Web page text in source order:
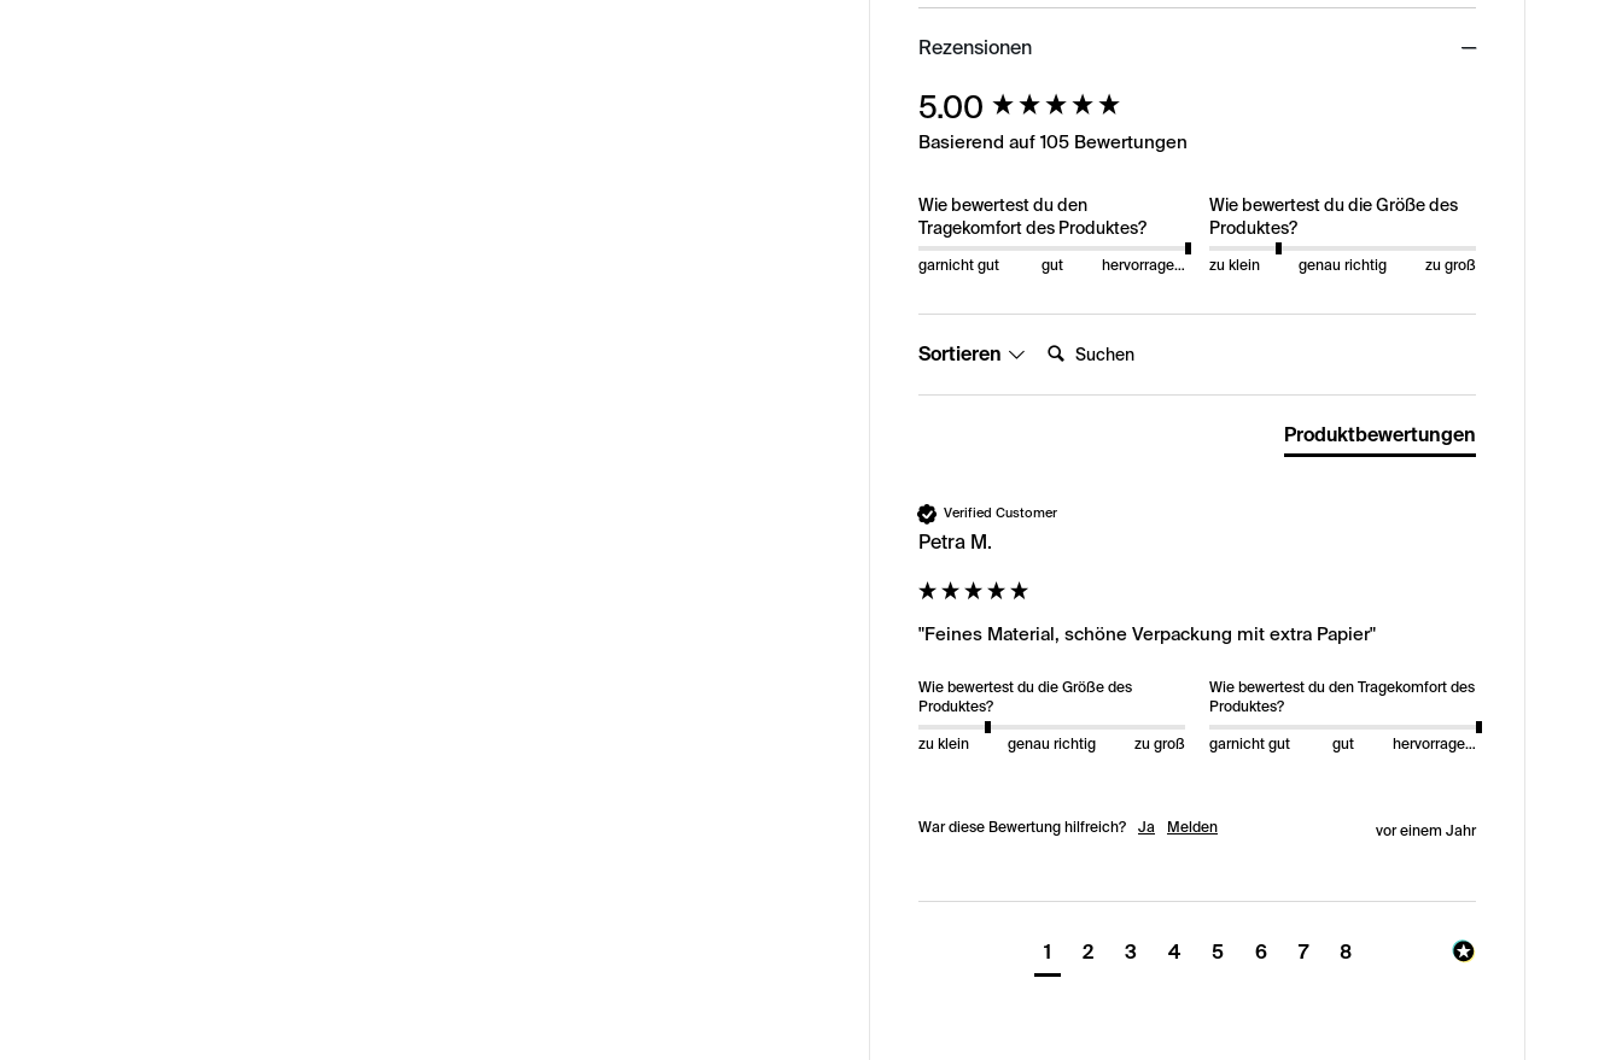
Rezensionen
5.00
Basierend auf 105 Bewertungen
Wie bewertest du den
Tragekomfort des Produktes?
garnicht gut gut hervorragend
Wie bewertest du die Größe des
Produktes?
zu klein genau richtig zu groß
Sortieren
Produktbewertungen
Verified Customer
Petra M.
"Feines Material, schöne Verpackung mit extra Papier"
Wie bewertest du die Größe des
Produktes?
zu klein genau richtig zu groß
Wie bewertest du den Tragekomfort des
Produktes?
garnicht gut gut hervorragend
War diese Bewertung hilfreich? Ja Melden vor einem Jahr
1 2 3 4 5 6 7 8
New content loaded